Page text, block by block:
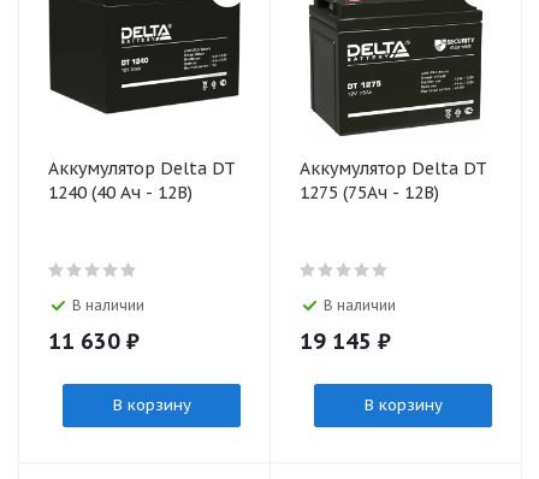
Аккумулятор Delta DT
1240 (40 Ач - 12В)
В наличии
11 630 ₽
В корзину
Аккумулятор Delta DT
1275 (75Ач - 12В)
В наличии
19 145 ₽
В корзину